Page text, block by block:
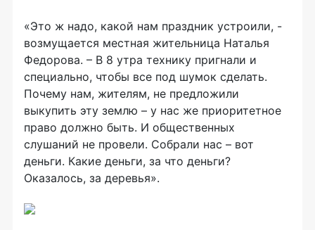
«Это ж надо, какой нам праздник устроили, -
возмущается местная жительница Наталья
Федорова. – В 8 утра технику пригнали и
специально, чтобы все под шумок сделать.
Почему нам, жителям, не предложили
выкупить эту землю – у нас же приоритетное
право должно быть. И общественных
слушаний не провели. Собрали нас – вот
деньги. Какие деньги, за что деньги?
Оказалось, за деревья».